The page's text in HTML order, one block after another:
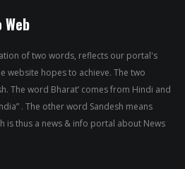
of two words, reflects our portal's
website hopes to achieve. The two
The word Bharat’ comes from Hindi and
. The other word Sandesh means
is thus a news & info portal about News